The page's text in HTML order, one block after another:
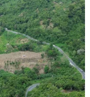
17, Israel tấn
huy ở Iran
sự tại Trung
tiếp tục phóng tên